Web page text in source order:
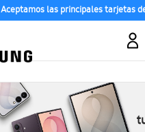
Aceptamos las principales tarjetas